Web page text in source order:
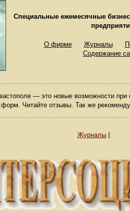
Специальные ежемесячные
О фирме Журналы
Содержание
— это новые возможности
форм. Читайте отзывы. Так же
Журналы